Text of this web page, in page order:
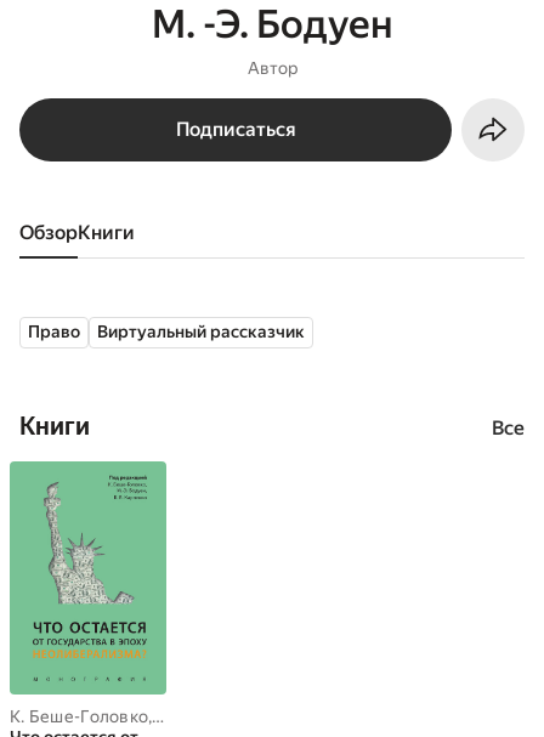
М. -Э. Бодуен
Автор
Подписаться
Обзор книги
Право Виртуальный рассказчик
Книги Все
К. Беше-Головко, К.В. Карпенко